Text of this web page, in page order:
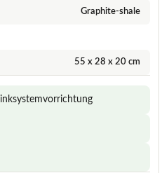
Graphite-shale
‎55 x 28 x 20 cm